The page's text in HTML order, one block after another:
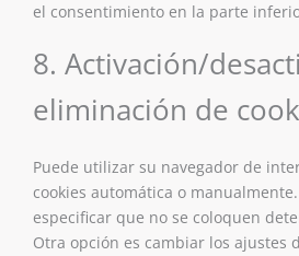
el consentimiento en la parte
8. Activación/
eliminación de
Puede utilizar su navegador de
cookies automática o
especificar que no se coloquen
Otra opción es cambiar los ajustes